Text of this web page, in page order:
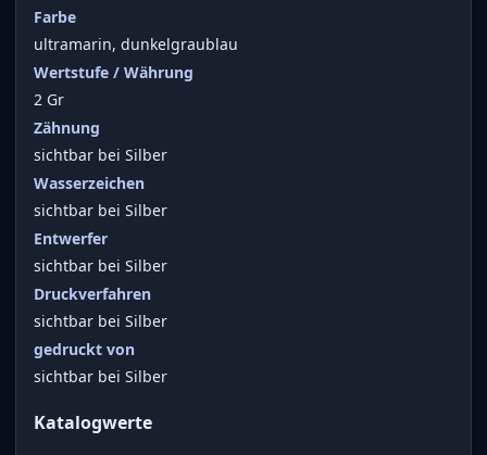
Farbe
ultramarin, dunkelgraublau
Wertstufe / Währung
2 Gr
Zähnung
sichtbar bei Silber
Wasserzeichen
sichtbar bei Silber
Entwerfer
sichtbar bei Silber
Druckverfahren
sichtbar bei Silber
gedruckt von
sichtbar bei Silber
Katalogwerte